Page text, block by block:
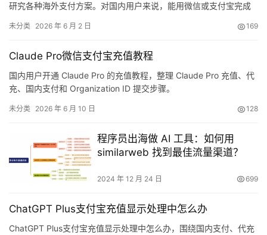
研究各种海外支付方案。对国内用户来说，能用微信或支付宝完成
未分类 2026 年 6 月 2 日 169
Claude Pro微信支付宝充值教程
国内用户开通 Claude Pro 的充值教程，整理 Claude Pro 充值、代
充、国内支付和 Organization ID 提交步骤。
未分类 2026 年 6 月 10 日 128
程序员出海做 AI 工具：如何用
similarweb 找到最佳流量渠道？
2024 年 12 月 24 日 699
ChatGPT Plus支付宝充值显示处理中怎么办
ChatGPT Plus支付宝充值显示处理中怎么办，围绕国内支付、代充